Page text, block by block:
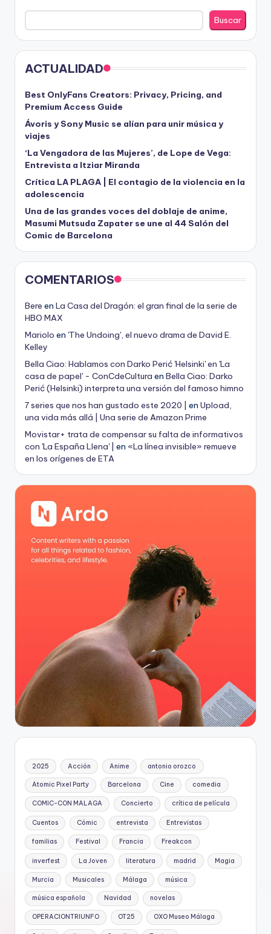
Buscar
ACTUALIDAD
Best OnlyFans Creators: Privacy, Pricing, and
Premium Access Guide
Ávoris y Sony Music se alían para unir música y
viajes
‘La Vengadora de las Mujeres’, de Lope de Vega:
Entrevista a Itziar Miranda
Crítica LA PLAGA | El contagio de la violencia en la
adolescencia
Una de las grandes voces del doblaje de anime,
Masumi Mutsuda Zapater se une al 44 Salón del
Comic de Barcelona
COMENTARIOS
Bere en La Casa del Dragón: el gran final de la serie de
HBO MAX
Mariolo en 'The Undoing', el nuevo drama de David E.
Kelley
Bella Ciao: Hablamos con Darko Perić 'Helsinki' en 'La
casa de papel' - ConCdeCultura en Bella Ciao: Darko
Perić (Helsinki) interpreta una versión del famoso himno
7 series que nos han gustado este 2020 |
en Upload,
una vida más allá | Una serie de Amazon Prime
Movistar+ trata de compensar su falta de informativos
con 'La España Llena' | en «La línea invisible» remueve
en los orígenes de ETA
2025 Acción Anime antonio orozco
Atomic Pixel Party Barcelona Cine comedia
COMIC-CON MALAGA Concierto crítica de película
Cuentos Cómic entrevista Entrevistas
familias Festival Francia Freakcon
inverfest La Joven literatura madrid Magia
Murcia Musicales Málaga música
música española Navidad novelas
OPERACIONTRIUNFO OT25 OXO Museo Málaga